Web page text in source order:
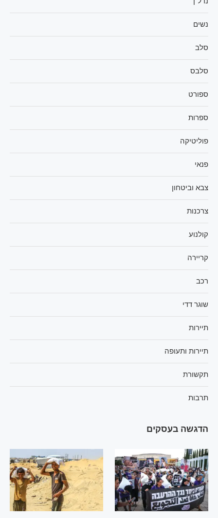
נשים
סלב
סלבס
ספורט
ספרות
פוליטיקה
פנאי
צבא וביטחון
צרכנות
קולנוע
קריירה
רכב
שוגר דדי
תיירות
תיירות ותעופה
תקשורת
תרבות
הדגשה בעסקים